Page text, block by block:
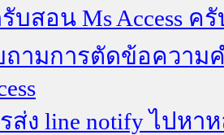
บสอน Ms Access ค
ามการตัดข้อความ
ส่ง line notify ไปหา